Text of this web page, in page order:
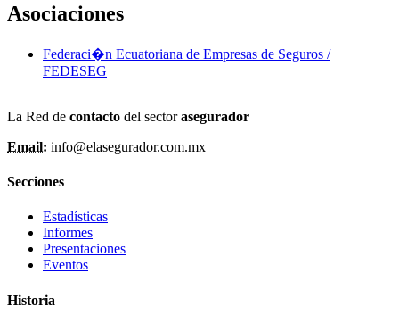
Asociaciones
Federaci�n Ecuatoriana de Empresas de Seguros /
FEDESEG
La Red de contacto del sectorasegurador
Email: info@elasegurador.com.mx
Secciones
Estadísticas
Informes
Presentaciones
Eventos
Historia